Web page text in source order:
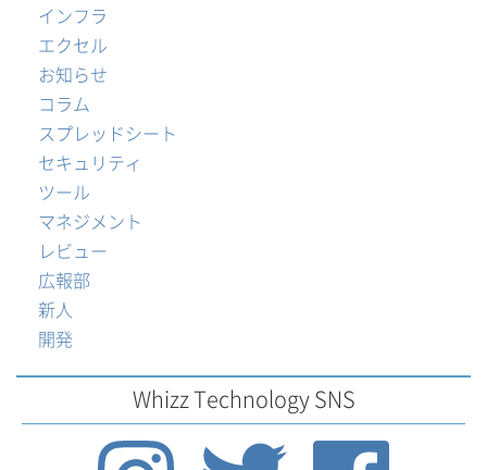
インフラ
エクセル
お知らせ
コラム
スプレッドシート
セキュリティ
ツール
マネジメント
レビュー
広報部
新人
開発
Whizz Technology SNS